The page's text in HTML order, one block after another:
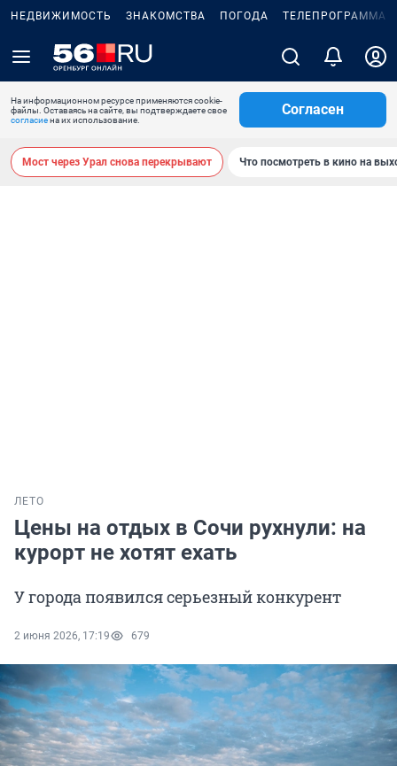
НЕДВИЖИМОСТЬ ЗНАКОМСТВА ПОГОДА ТЕЛЕПРОГРАММА
На информационном ресурсе применяются cookie-
файлы. Оставаясь на сайте, вы подтверждаете свое
согласиена их использование.
Согласен
Мост через Урал снова перекрывают Что посмотреть в кино на
ЛЕТО
Цены на отдых в Сочи рухнули: на
курорт не хотят ехать
У города появился серьезный конкурент
2 июня 2026, 17:19 679